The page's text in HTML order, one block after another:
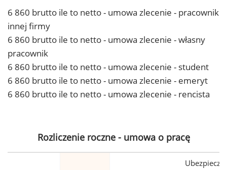
6 860 brutto ile to netto - umowa zlecenie - pracownik
innej firmy
6 860 brutto ile to netto - umowa zlecenie - własny
pracownik
6 860 brutto ile to netto - umowa zlecenie - student
6 860 brutto ile to netto - umowa zlecenie - emeryt
6 860 brutto ile to netto - umowa zlecenie - rencista
Rozliczenie roczne - umowa o pracę